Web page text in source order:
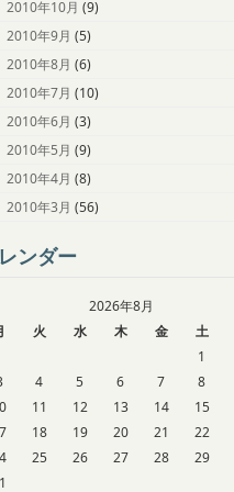
2010年10月 (9)
2010年9月 (5)
2010年8月 (6)
2010年7月 (10)
2010年6月 (3)
2010年5月 (9)
2010年4月 (8)
2010年3月 (56)
ンダー
2026年8月
火 水 木 金 土
1
4 5 6 7 8
11 12 13 14 15
18 19 20 21 22
25 26 27 28 29